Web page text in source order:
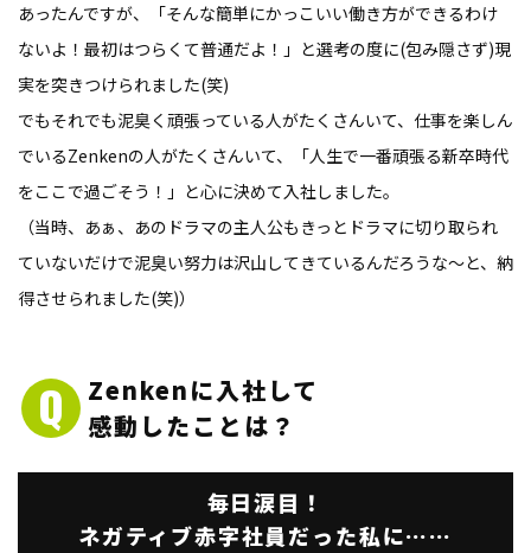
あったんですが、「そんな簡単にかっこいい働き方ができるわけ
ないよ！最初はつらくて普通だよ！」と選考の度に(包み隠さず)現
実を突きつけられました(笑)
でもそれでも泥臭く頑張っている人がたくさんいて、仕事を楽しん
でいるZenkenの人がたくさんいて、「人生で一番頑張る新卒時代
をここで過ごそう！」と心に決めて入社しました。
（当時、あぁ、あのドラマの主人公もきっとドラマに切り取られ
ていないだけで泥臭い努力は沢山してきているんだろうな～と、納
得させられました(笑)）
Zenkenに入社して
感動したことは？
毎日涙目！
ネガティブ赤字社員だった私に……